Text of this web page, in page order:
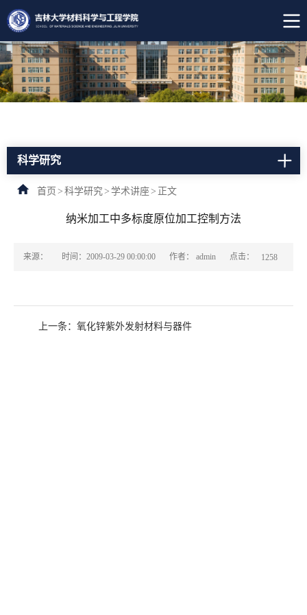
科学研究
首页 > 科学研究 > 学术讲座> 正文
纳米加工中多标度原位加工控制方法
来源： 时间：2009-03-29 00:00:00 作者： admin 点击： 1258
上一条： 氧化锌紫外发射材料与器件